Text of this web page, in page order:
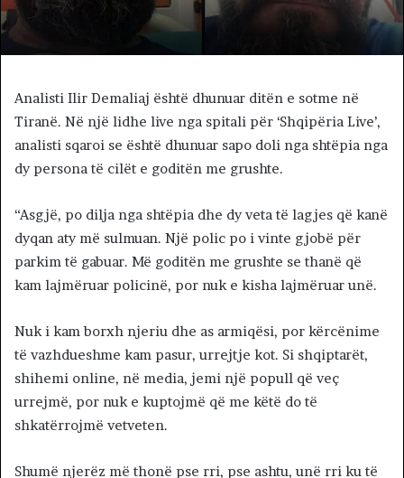
Analisti Ilir Demaliaj është dhunuar ditën e sotme në
Tiranë. Në një lidhe live nga spitali për ‘Shqipëria Live’,
analisti sqaroi se është dhunuar sapo doli nga shtëpia nga
dy persona të cilët e goditën me grushte.
“Asgjë, po dilja nga shtëpia dhe dy veta të lagjes që kanë
dyqan aty më sulmuan. Një polic po i vinte gjobë për
parkim të gabuar. Më goditën me grushte se thanë që
kam lajmëruar policinë, por nuk e kisha lajmëruar unë.
Nuk i kam borxh njeriu dhe as armiqësi, por kërcënime
të vazhdueshme kam pasur, urrejtje kot. Si shqiptarët,
shihemi online, në media, jemi një popull që veç
urrejmë, por nuk e kuptojmë që me këtë do të
shkatërrojmë vetveten.
Shumë njerëz më thonë pse rri, pse ashtu, unë rri ku të